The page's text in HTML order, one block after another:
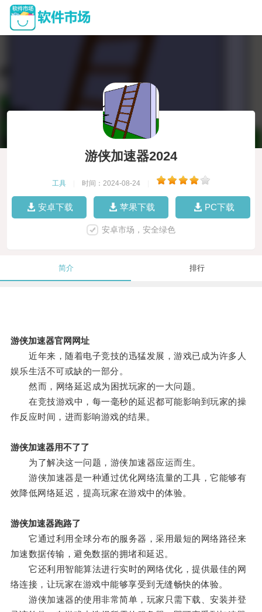
游侠加速器2024
工具 时间：2024-08-24
安卓下载 苹果下载 PC下载
安卓市场，安全绿色
简介 排行
游侠加速器官网网址
近年来，随着电子竞技的迅猛发展，游戏已成为许多人
娱乐生活不可或缺的一部分。
然而，网络延迟成为困扰玩家的一大问题。
在竞技游戏中，每一毫秒的延迟都可能影响到玩家的操
作反应时间，进而影响游戏的结果。
游侠加速器用不了了
为了解决这一问题，游侠加速器应运而生。
游侠加速器是一种通过优化网络流量的工具，它能够有
效降低网络延迟，提高玩家在游戏中的体验。
游侠加速器跑路了
它通过利用全球分布的服务器，采用最短的网络路径来
加速数据传输，避免数据的拥堵和延迟。
它还利用智能算法进行实时的网络优化，提供最佳的网
络连接，让玩家在游戏中能够享受到无缝畅快的体验。
游侠加速器的使用非常简单，玩家只需下载、安装并登